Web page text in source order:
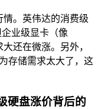
情。英伟达的消费级
业级显卡（像
还在微涨。另外，
存储需求太大了，这
硬盘涨价背后的